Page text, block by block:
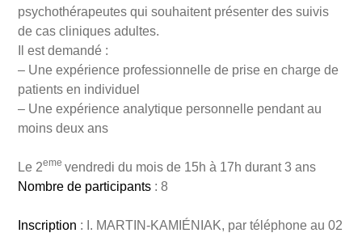
psychothérapeutes qui souhaitent présenter des suivis
de cas cliniques adultes.
Il est demandé :
– Une expérience professionnelle de prise en charge de
patients en individuel
– Une expérience analytique personnelle pendant au
moins deux ans
Le 2eme vendredi du mois de 15h à 17h durant 3 ans
Nombre de participants : 8
Inscription : I. MARTIN-KAMIÉNIAK, par téléphone au 02